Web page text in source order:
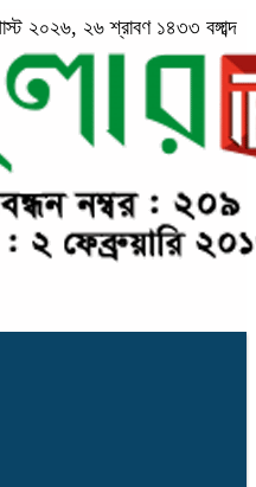
২০২৬, ২৬ শ্রাবণ ১৪৩৩ বঙ্গাব্দ